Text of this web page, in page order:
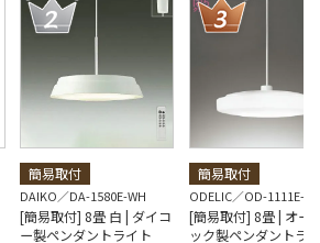
簡易取付
DAIKO DA-1580E-WH
[簡易取付] 8畳 白 | ダイコ
ー製ペンダントライト
簡易取付
ODELIC OD-1111E-
[簡易取付] 8畳 | オー
ック製ペンダントラ